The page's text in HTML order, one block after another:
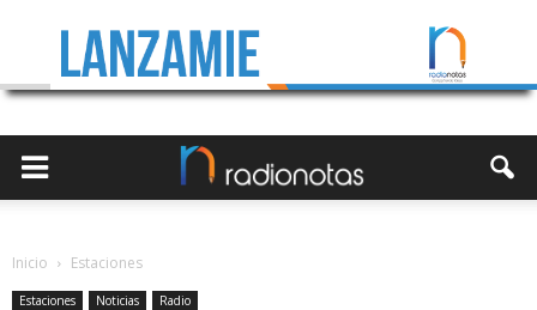
Inicio Estaciones
Estaciones Noticias Radio